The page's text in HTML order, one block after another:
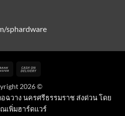
sphardware
Bank
Delivery
2026 ©
อฉวาง นครศรีธรรมราช ส่งด่วน โดย
เพิ่มฮาร์ดแวร์